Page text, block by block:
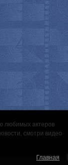
любимых актеров
смотри видео
Главная